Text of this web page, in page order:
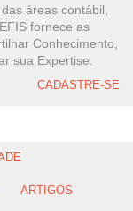
áreas contábil,
fornece as
Conhecimento,
sua Expertise.
CADASTRE-SE
ARTIGOS